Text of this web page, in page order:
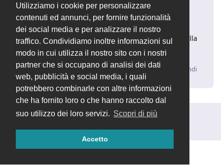
Utilizziamo i cookie per personalizzare
contenuti ed annunci, per fornire funzionalità
dei social media e per analizzare il nostro
traffico. Condividiamo inoltre informazioni sul
modo in cui utilizza il nostro sito con i nostri
partner che si occupano di analisi dei dati
web, pubblicità e social media, i quali
potrebbero combinarle con altre informazioni
che ha fornito loro o che hanno raccolto dal
suo utilizzo dei loro servizi. Scopri di più
Accetto
@iali Saresti così gentile da impostare la risposta
corretta come tale?
Puoi procedere attraverso il pulsante "..." in fondo alla
risposta. Grazie in anticipo!
Rispondi
Rispondi alla discussione...